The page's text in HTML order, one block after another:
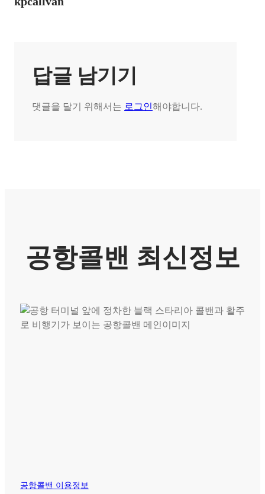
답글 남기기
댓글을 달기 위해서는 로그인해야합니다.
공항콜밴 최신정보
공항콜밴 이용정보